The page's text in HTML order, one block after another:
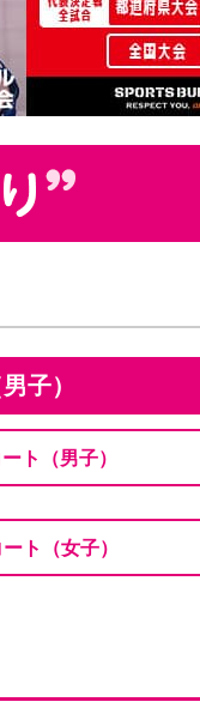
子）
ト（男子）
ト（女子）